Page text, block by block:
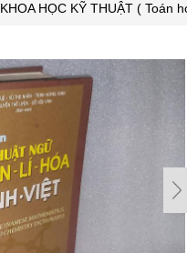
KHOA HỌC KỸ THUẬT ( Toán